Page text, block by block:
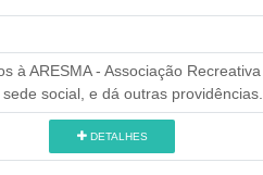
à ARESMA - Associação
social, e dá outras providências.
DETALHES